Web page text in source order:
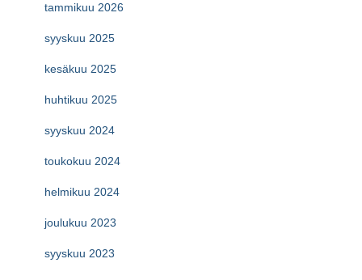
tammikuu 2026
syyskuu 2025
kesäkuu 2025
huhtikuu 2025
syyskuu 2024
toukokuu 2024
helmikuu 2024
joulukuu 2023
syyskuu 2023